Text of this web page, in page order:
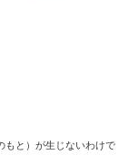
もと）が生じないわけで